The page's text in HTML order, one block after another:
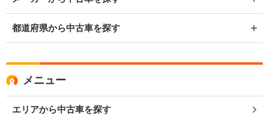
都道府県から中古車を探す
メニュー
エリアから中古車を探す